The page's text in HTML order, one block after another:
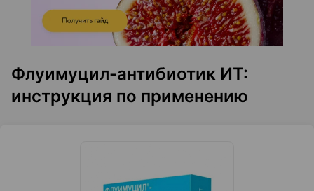
Флуимуцил-антибиотик ИТ:
инструкция по применению